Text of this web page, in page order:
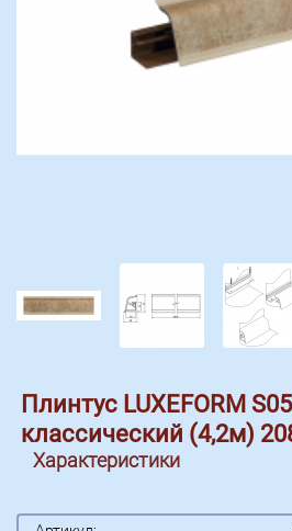
Плинтус LUXEFORM
классический (4,2м)
Характеристики